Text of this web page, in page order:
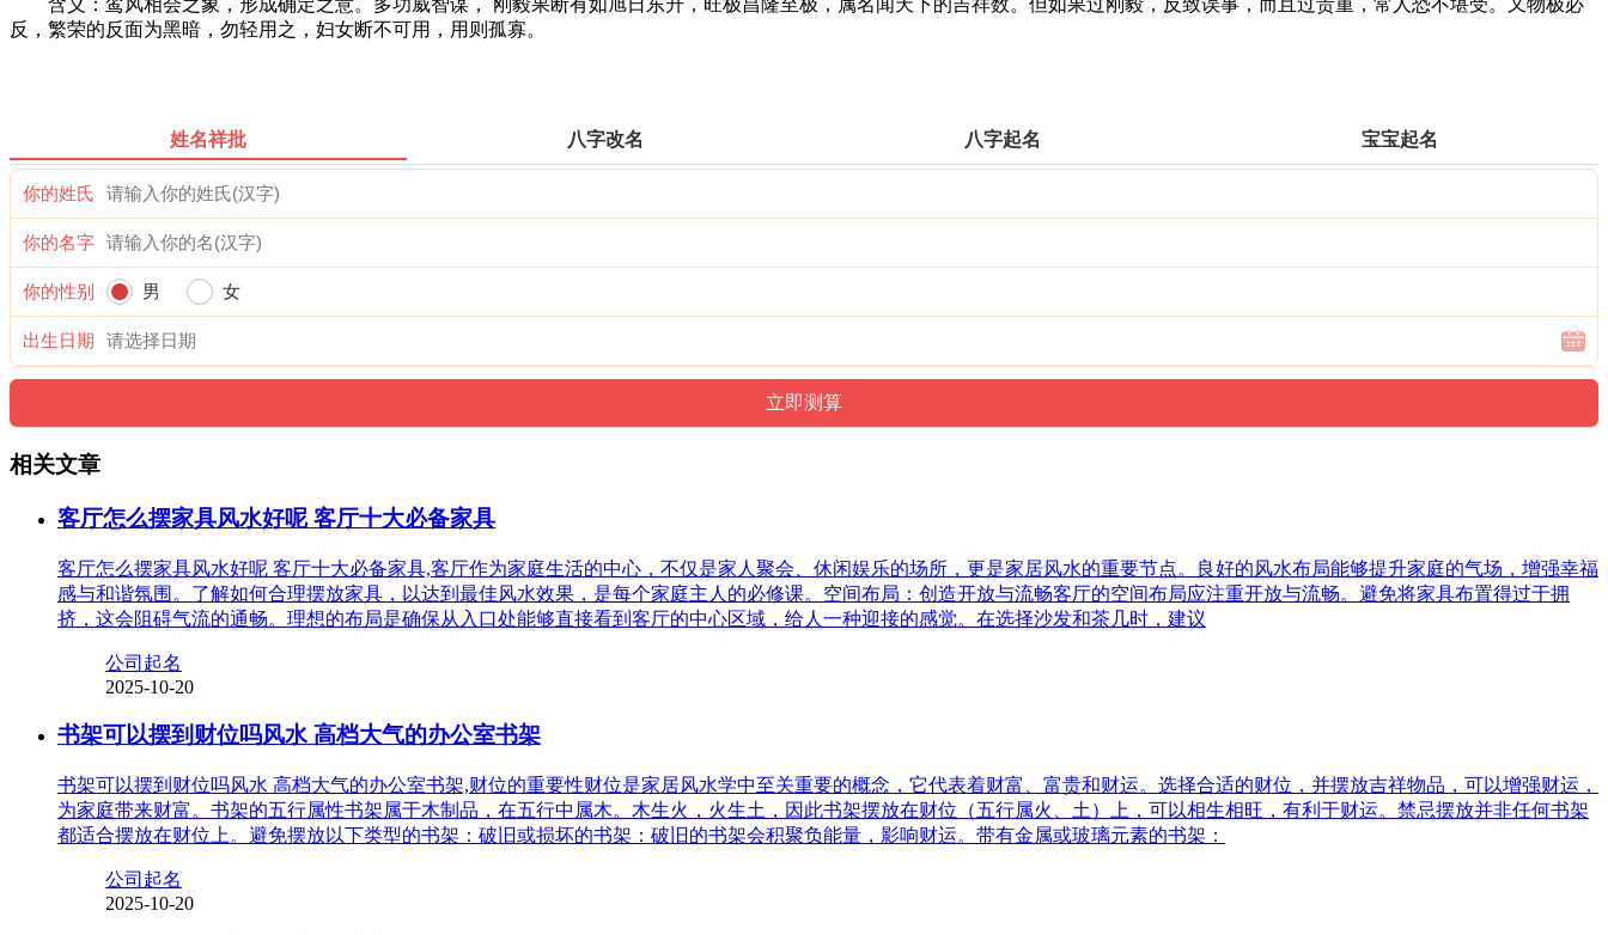
含义：鸾风相会之象，形成确定之意。多功威智谋， 刚毅果断有如旭日东升，旺极昌隆至极，属名闻天下的吉祥数。但如果过刚毅，反致误事，而且过贵重，常人恐不堪受。又物极必
反，繁荣的反面为黑暗，勿轻用之，妇女断不可用，用则孤寡。
姓名祥批 八字改名 八字起名 宝宝起名
你的姓氏
你的名字
你的性别 男 女
出生日期
相关文章
客厅怎么摆家具风水好呢 客厅十大必备家具
客厅怎么摆家具风水好呢 客厅十大必备家具,客厅作为家庭生活的中心，不仅是家人聚会、休闲娱乐的场所，更是家居风水的重要节点。良好的风水布局能够提升家庭的气场，增强幸福
感与和谐氛围。了解如何合理摆放家具，以达到最佳风水效果，是每个家庭主人的必修课。空间布局：创造开放与流畅客厅的空间布局应注重开放与流畅。避免将家具布置得过于拥
挤，这会阻碍气流的通畅。理想的布局是确保从入口处能够直接看到客厅的中心区域，给人一种迎接的感觉。在选择沙发和茶几时，建议
公司起名
2025-10-20
书架可以摆到财位吗风水 高档大气的办公室书架
书架可以摆到财位吗风水 高档大气的办公室书架,财位的重要性财位是家居风水学中至关重要的概念，它代表着财富、富贵和财运。选择合适的财位，并摆放吉祥物品，可以增强财运，
为家庭带来财富。书架的五行属性书架属于木制品，在五行中属木。木生火，火生土，因此书架摆放在财位（五行属火、土）上，可以相生相旺，有利于财运。禁忌摆放并非任何书架
都适合摆放在财位上。避免摆放以下类型的书架：破旧或损坏的书架：破旧的书架会积聚负能量，影响财运。带有金属或玻璃元素的书架：
公司起名
2025-10-20